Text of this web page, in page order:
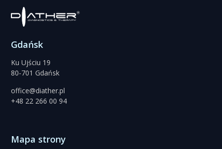
Gdańsk
Ku Ujściu 19
80-701 Gdańsk
office@diather.pl
+48 22 266 00 94
Mapa strony